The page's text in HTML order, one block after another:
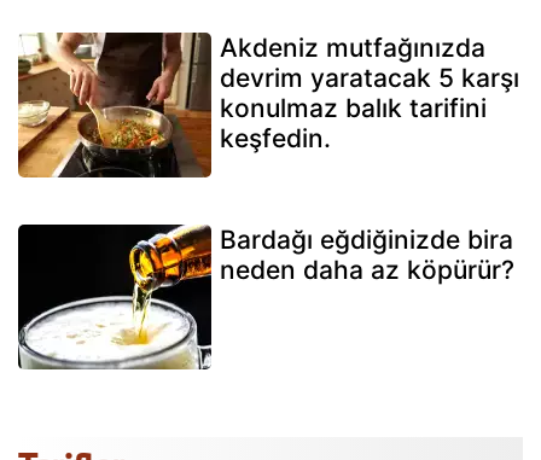
Akdeniz mutfağınızda
devrim yaratacak 5 karşı
konulmaz balık tarifini
keşfedin.
Bardağı eğdiğinizde bira
neden daha az köpürür?